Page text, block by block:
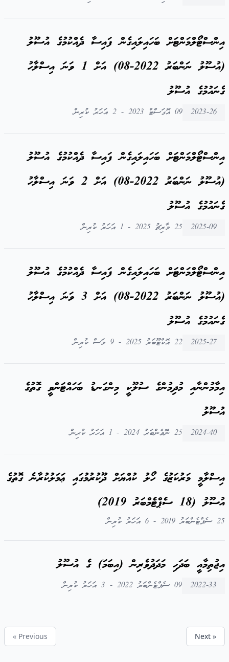
އިންސްޓޯލްމަންޓަށް ބަހައިލައިގެން ފައިސާ ދެއްކުމުގެ އުސޫލު
(އުސޫލު ނަންބަރު 2022-08) އަށް 1 ވަނަ އިސްލާހު
ގެނައުމުގެ އުސޫލު
2023-26 09 އޮގަސްޓް 2023 - 2 އަހަރު ކުރިން
އިންސްޓޯލްމަންޓަށް ބަހައިލައިގެން ފައިސާ ދެއްކުމުގެ އުސޫލު
(އުސޫލު ނަންބަރު 2022-08) އަށް 2 ވަނަ އިސްލާހު
ގެނައުމުގެ އުސޫލު
2025-09 25 މާރިޗު 2025 - 1 އަހަރު ކުރިން
އިންސްޓޯލްމަންޓަށް ބަހައިލައިގެން ފައިސާ ދެއްކުމުގެ އުސޫލު
(އުސޫލު ނަންބަރު 2022-08) އަށް 3 ވަނަ އިސްލާހު
ގެނައުމުގެ އުސޫލު
2025-27 22 އޮކްޓޫބަރު 2025 - 9 މަސް ކުރިން
އިމާމުންނާއި މުދިމުންގެ ސުލޫކީ މިންގަނޑު ބަހައްޓަންވީ ގޮތުގެ
އުސޫލު
2024-40 25 ނޮވެންބަރު 2024 - 1 އަހަރު ކުރިން
އިސްލާމީ މަރުކަޒުގެ ހޯލު ކުއްޔަށް ދޫކުރުމުގައި ޢަމަލުކުރާނެ ގޮތުގެ
އުސޫލު (18 ސެޕްޓެމްބަރު 2019)
25 ސެޕްޓެންބަރު 2019 - 6 އަހަރު ކުރިން
އިޖުތިމާއީ ބަދަހި މަދަދުވެރިން (އިބަމަ) ގެ އުސޫލު
2022-33 09 ސެޕްޓެންބަރު 2022 - 3 އަހަރު ކުރިން
« Previous Next »